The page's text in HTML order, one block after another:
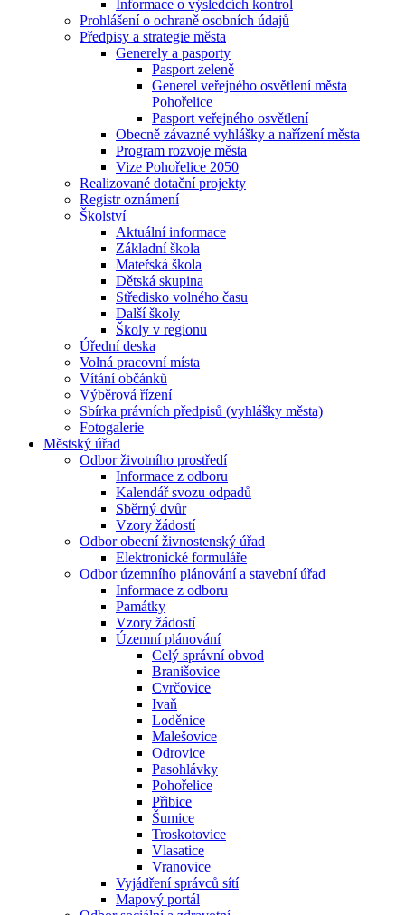
Informace o výsledcích kontrol
Prohlášení o ochraně osobních údajů
Předpisy a strategie města
Generely a pasporty
Pasport zeleně
Generel veřejného osvětlení města
Pohořelice
Pasport veřejného osvětlení
Obecně závazné vyhlášky a nařízení města
Program rozvoje města
Vize Pohořelice 2050
Realizované dotační projekty
Registr oznámení
Školství
Aktuální informace
Základní škola
Mateřská škola
Dětská skupina
Středisko volného času
Další školy
Školy v regionu
Úřední deska
Volná pracovní místa
Vítání občánků
Výběrová řízení
Sbírka právních předpisů (vyhlášky města)
Fotogalerie
Městský úřad
Odbor životního prostředí
Informace z odboru
Kalendář svozu odpadů
Sběrný dvůr
Vzory žádostí
Odbor obecní živnostenský úřad
Elektronické formuláře
Odbor územního plánování a stavební úřad
Informace z odboru
Památky
Vzory žádostí
Územní plánování
Celý správní obvod
Branišovice
Cvrčovice
Ivaň
Loděnice
Malešovice
Odrovice
Pasohlávky
Pohořelice
Přibice
Šumice
Troskotovice
Vlasatice
Vranovice
Vyjádření správců sítí
Mapový portál